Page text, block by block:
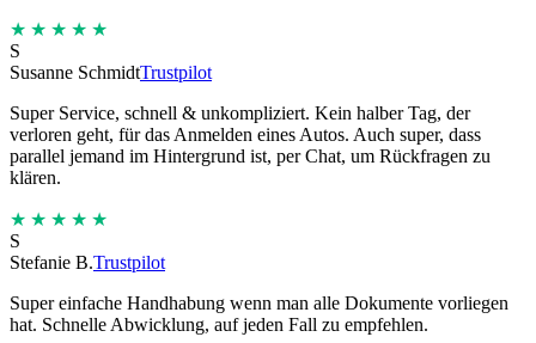
★★★★★
S
Susanne SchmidtTrustpilot
Super Service, schnell & unkompliziert. Kein halber Tag, der
verloren geht, für das Anmelden eines Autos. Auch super, dass
parallel jemand im Hintergrund ist, per Chat, um Rückfragen zu
klären.
★★★★★
S
Stefanie B.Trustpilot
Super einfache Handhabung wenn man alle Dokumente vorliegen
hat. Schnelle Abwicklung, auf jeden Fall zu empfehlen.